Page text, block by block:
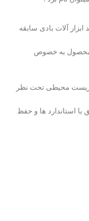
آلات بادی سابقه
محصول به خصوص
زیست محیطی تحت نظر
استاندارد ها و حفظ